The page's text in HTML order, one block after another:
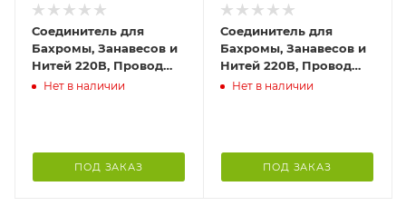
Соединитель для
Бахромы, Занавесов и
Нитей 220В, Провод
Белый Каучук, IP65
Нет в наличии
ПОД ЗАКАЗ
Соединитель для
Бахромы, Занавесов и
Нитей 220В, Провод
Черный Каучук, IP65
Нет в наличии
ПОД ЗАКАЗ